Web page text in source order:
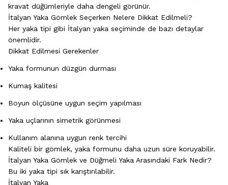
kravat düğümleriyle daha dengeli görünür.
İtalyan Yaka Gömlek Seçerken Nelere Dikkat Edilmeli?
Her yaka tipi gibi İtalyan yaka seçiminde de bazı detaylar
önemlidir.
Dikkat Edilmesi Gerekenler
Yaka formunun düzgün durması
Kumaş kalitesi
Boyun ölçüsüne uygun seçim yapılması
Yaka uçlarının simetrik görünmesi
Kullanım alanına uygun renk tercihi
Kaliteli bir gömlek, yaka formunu daha uzun süre koruyabilir.
İtalyan Yaka Gömlek ve Düğmeli Yaka Arasındaki Fark Nedir?
Bu iki yaka tipi sık karıştırılabilir.
İtalyan Yaka